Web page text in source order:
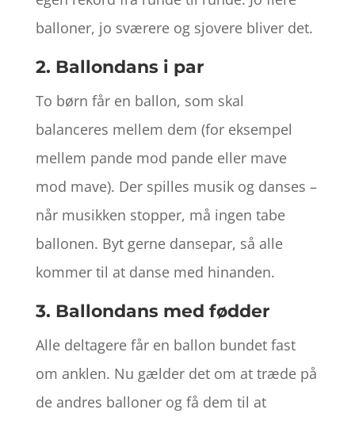
balloner, jo sværere og sjovere bliver det.
2. Ballondans i par
To børn får en ballon, som skal
balanceres mellem dem (for eksempel
mellem pande mod pande eller mave
mod mave). Der spilles musik og danses –
når musikken stopper, må ingen tabe
ballonen. Byt gerne dansepar, så alle
kommer til at danse med hinanden.
3. Ballondans med fødder
Alle deltagere får en ballon bundet fast
om anklen. Nu gælder det om at træde på
de andres balloner og få dem til at